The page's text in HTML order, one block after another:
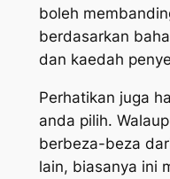
boleh
berdasarkan
dan kaedah
Perhatikan juga
anda pilih.
berbeza-beza
lain, biasanya ini